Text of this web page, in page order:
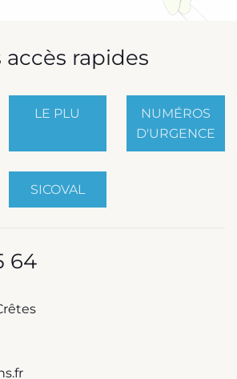
accès rapides
LE PLU
NUMÉROS
D'URGENCE
SICOVAL
64